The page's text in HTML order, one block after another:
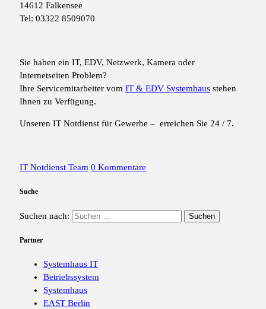
14612 Falkensee
Tel: 03322 8509070
Sie haben ein IT, EDV, Netzwerk, Kamera oder
Internetseiten Problem?
Ihre Servicemitarbeiter vom IT & EDV Systemhaus stehen
Ihnen zu Verfügung.
Unseren IT Notdienst für Gewerbe – erreichen Sie 24 / 7.
IT Notdienst Team 0 Kommentare
Suche
Suchen nach:
Partner
Systemhaus IT
Betriebssystem
Systemhaus
EAST Berlin